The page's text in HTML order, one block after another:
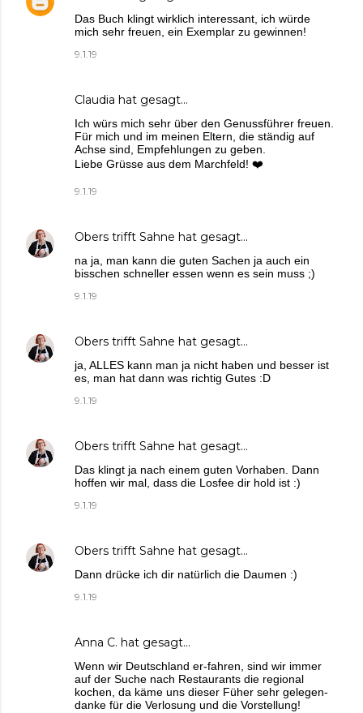
Das Buch klingt wirklich interessant, ich würde
mich sehr freuen, ein Exemplar zu gewinnen!
9.1.19
Claudia hat gesagt…
Ich würs mich sehr über den Genussführer freuen.
Für mich und im meinen Eltern, die ständig auf
Achse sind, Empfehlungen zu geben.
Liebe Grüsse aus dem Marchfeld! ❤️
9.1.19
Obers trifft Sahne hat gesagt…
na ja, man kann die guten Sachen ja auch ein
bisschen schneller essen wenn es sein muss ;)
9.1.19
Obers trifft Sahne hat gesagt…
ja, ALLES kann man ja nicht haben und besser ist
es, man hat dann was richtig Gutes :D
9.1.19
Obers trifft Sahne hat gesagt…
Das klingt ja nach einem guten Vorhaben. Dann
hoffen wir mal, dass die Losfee dir hold ist :)
9.1.19
Obers trifft Sahne hat gesagt…
Dann drücke ich dir natürlich die Daumen :)
9.1.19
Anna C. hat gesagt…
Wenn wir Deutschland er-fahren, sind wir immer
auf der Suche nach Restaurants die regional
kochen, da käme uns dieser Füher sehr gelegen-
danke für die Verlosung und die Vorstellung!